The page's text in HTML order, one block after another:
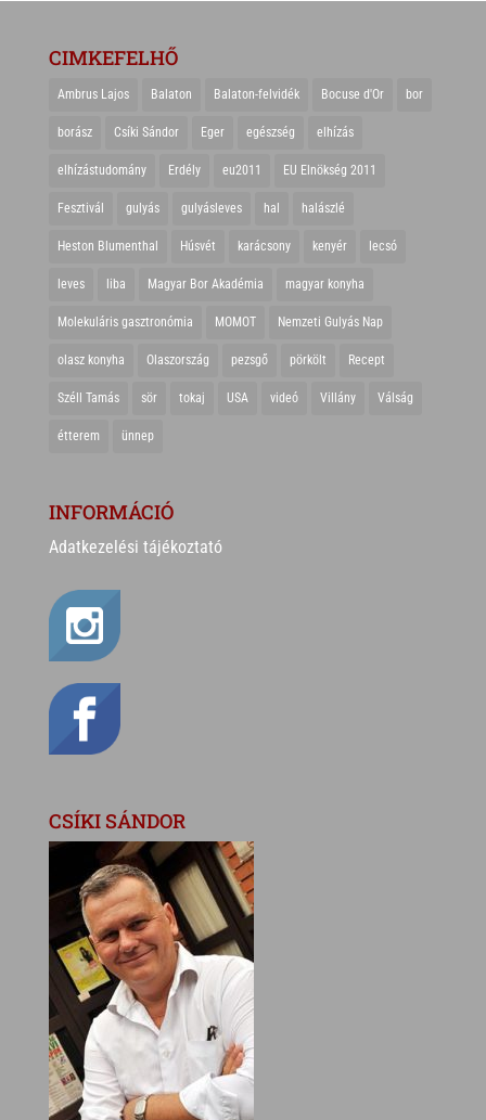
CIMKEFELHŐ
Ambrus Lajos Balaton Balaton-felvidék Bocuse d'Or bor
borász Csíki Sándor Eger egészség elhízás
elhízástudomány Erdély eu2011 EU Elnökség 2011
Fesztivál gulyás gulyásleves hal halászlé
Heston Blumenthal Húsvét karácsony kenyér lecsó
leves liba Magyar Bor Akadémia magyar konyha
Molekuláris gasztronómia MOMOT Nemzeti Gulyás Nap
olasz konyha Olaszország pezsgő pörkölt Recept
Széll Tamás sör tokaj USA videó Villány Válság
étterem ünnep
INFORMÁCIÓ
Adatkezelési tájékoztató
CSÍKI SÁNDOR